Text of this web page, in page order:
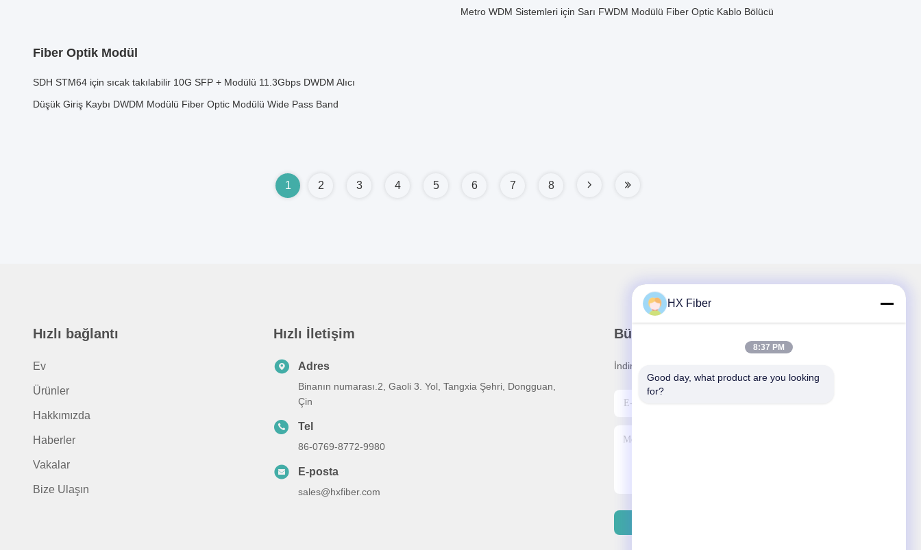
Metro WDM Sistemleri için Sarı FWDM Modülü Fiber Optic Kablo Bölücü
Fiber Optik Modül
SDH STM64 için sıcak takılabilir 10G SFP + Modülü 11.3Gbps DWDM Alıcı
Düşük Giriş Kaybı DWDM Modülü Fiber Optic Modülü Wide Pass Band
1 2 3 4 5 6 7 8
Hızlı bağlantı
Ev
Ürünler
Hakkımızda
Haberler
Vakalar
Bize Ulaşın
Hızlı İletişim
Adres
Binanın numarası.2, Gaoli 3. Yol, Tangxia Şehri, Dongguan,
Çin
Tel
86-0769-8772-9980
E-posta
sales@hxfiber.com
Bültenimiz
İndirimler ve daha fazlası için bültenimize abone olun.
HX Fiber
8:37 PM
Good day, what product are you looking
for?